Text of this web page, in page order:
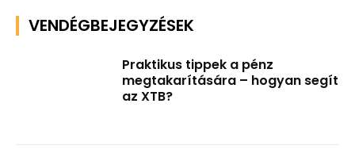
VENDÉGBEJEGYZÉSEK
Praktikus tippek a pénz
megtakarítására – hogyan segít
az XTB?